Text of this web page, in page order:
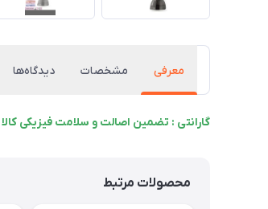
معرفی مشخصات دیدگاه‌ها
گارانتی : تضمین اصالت و سلامت فیزیکی کالا
محصولات مرتبط